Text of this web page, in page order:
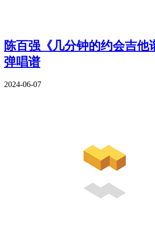
陈百强《几分钟的约会吉他
弹唱谱
2024-06-07